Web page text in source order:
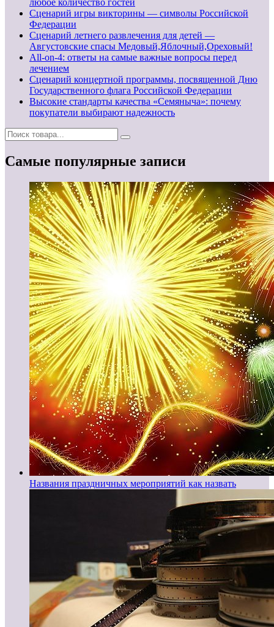
любое количество гостей
Сценарий игры викторины — символы Российской
Федерации
Сценарий летнего развлечения для детей —
Августовские спасы Медовый,Яблочный,Ореховый!
All-on-4: ответы на самые важные вопросы перед
лечением
Сценарий концертной программы, посвященной Дню
Государственного флага Российской Федерации
Высокие стандарты качества «Семяныча»: почему
покупатели выбирают надежность
Самые популярные записи
Названия праздничных мероприятий как назвать